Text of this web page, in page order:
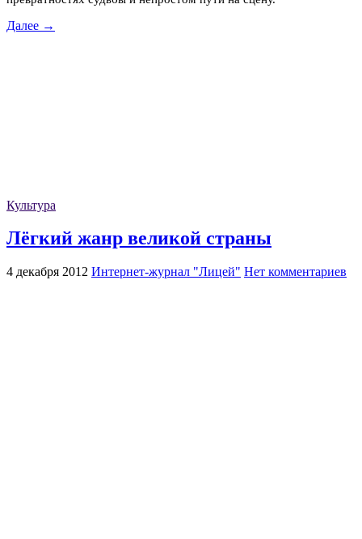
Далее →
Культура
Лёгкий жанр великой страны
4 декабря 2012 Интернет-журнал "Лицей" Нет комментариев